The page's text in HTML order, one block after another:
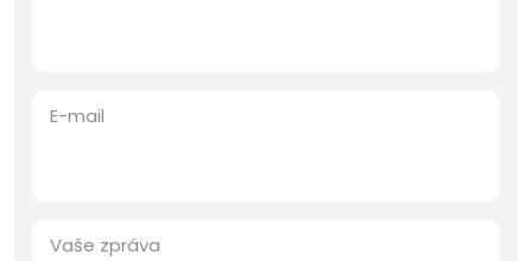
E-mail
Vaše zpráva